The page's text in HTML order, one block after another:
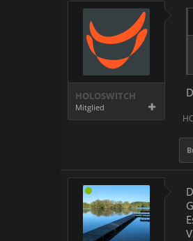
HOLOSWITCH
Mitglied